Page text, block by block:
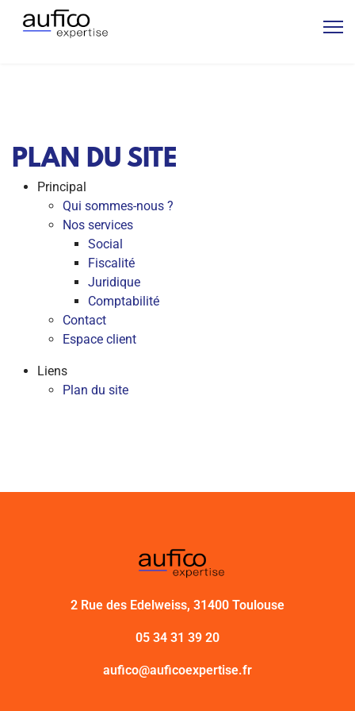
PLAN DU SITE
Principal
Qui sommes-nous ?
Nos services
Social
Fiscalité
Juridique
Comptabilité
Contact
Espace client
Liens
Plan du site
2 Rue des Edelweiss, 31400 Toulouse
05 34 31 39 20
aufico@auficoexpertise.fr